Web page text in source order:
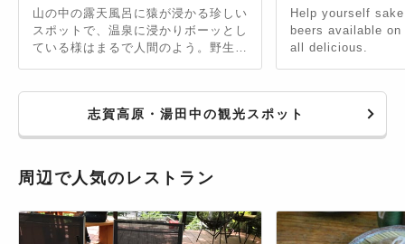
山の中の露天風呂に猿が浸かる珍しい
スポットで、温泉に浸かりボーッとし
ている様はまるで人間のよう。野生の
てください。
Help yourself
beers available
all delicious.
志賀高原・湯田中の観光スポット
周辺で人気のレストラン